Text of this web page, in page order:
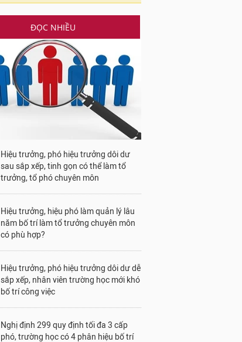
ĐỌC NHIỀU
Hiệu trưởng, phó hiệu trưởng dôi dư
sau sắp xếp, tinh gọn có thể làm tổ
trưởng, tổ phó chuyên môn
Hiệu trưởng, hiệu phó làm quản lý lâu
năm bố trí làm tổ trưởng chuyên môn
có phù hợp?
Hiệu trưởng, phó hiệu trưởng dôi dư dễ
sắp xếp, nhân viên trường học mới khó
bố trí công việc
Nghị định 299 quy định tối đa 3 cấp
phó, trường học có 4 phân hiệu bố trí